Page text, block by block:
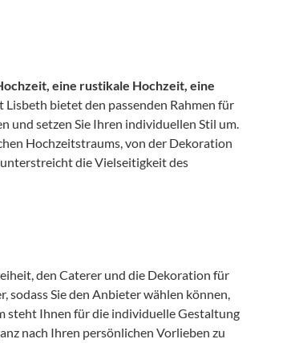
eine rustikale Hochzeit, eine
Lisbeth bietet den passenden Rahmen für
und setzen Sie Ihren individuellen Stil um.
Hochzeitstraums, von der Dekoration
unterstreicht die Vielseitigkeit des
den Caterer und die Dekoration für
sodass Sie den Anbieter wählen können,
steht Ihnen für die individuelle Gestaltung
nach Ihren persönlichen Vorlieben zu